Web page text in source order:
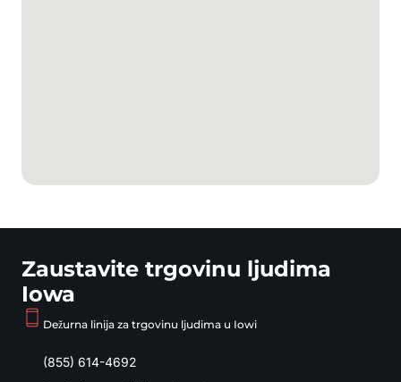
Zaustavite trgovinu ljudima
Iowa
Dežurna linija za trgovinu ljudima u Iowi
(855) 614-4692